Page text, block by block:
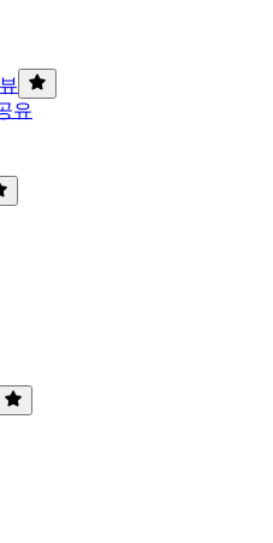
유